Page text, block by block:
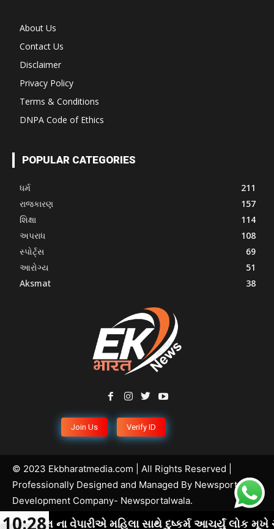
About Us
Contact Us
Disclaimer
Privacy Policy
Terms & Conditions
DNPA Code of Ethics
POPULAR CATEGORIES
ધર્મ
211
રાજકારણ
157
શિક્ષા
114
અપરાધ
108
સ્પોર્ટ્સ
69
આરોગ્ય
51
Aksmat
38
Join Us Verify ID
© 2023 Ekbharatmedia.com | All Rights Reserved |
Professionally Designed and Managed By Newsportal
Development Company- Newsportalwala.
ના વેપારીએ મહિલા સાથે દુષ્કર્મ આચર્યું લોક મૂખે ચર્ચા.
10:28